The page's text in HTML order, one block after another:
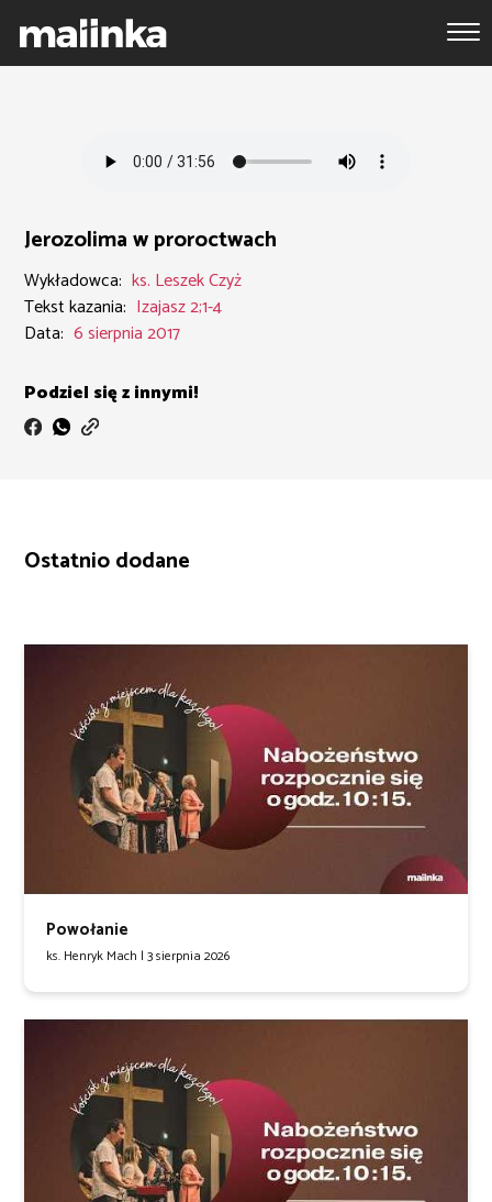
Jerozolima w proroctwach
Wykładowca: ks. Leszek Czyż
Tekst kazania: Izajasz 2;1-4
Data: 6 sierpnia 2017
Podziel się z innymi!
Ostatnio dodane
Powołanie
ks. Henryk Mach | 3 sierpnia 2026